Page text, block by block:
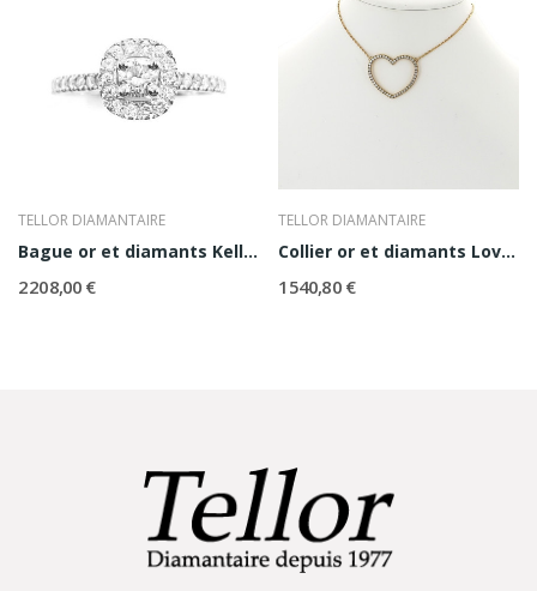
TELLOR DIAMANTAIRE
Bague or et diamants Kelly 0,30 ct
2 208,00 €
TELLOR DIAMANTAIRE
Collier or et diamants Lovely
1 540,80 €